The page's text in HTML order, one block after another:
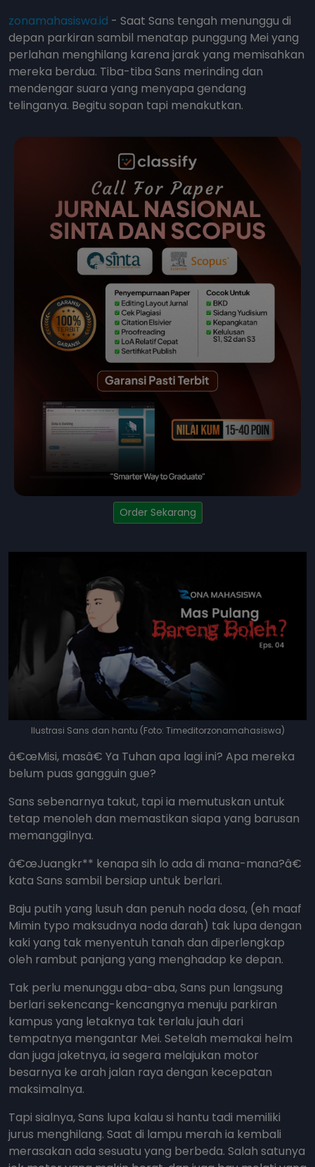
zonamahasiswa.id - Saat Sans tengah menunggu di
depan parkiran sambil menatap punggung Mei yang
perlahan menghilang karena jarak yang memisahkan
mereka berdua. Tiba-tiba Sans merinding dan
mendengar suara yang menyapa gendang
telinganya. Begitu sopan tapi menakutkan.
Order Sekarang
Ilustrasi Sans dan hantu (Foto: Timeditorzonamahasiswa)
â€œMisi, masâ€ Ya Tuhan apa lagi ini? Apa mereka
belum puas gangguin gue?
Sans sebenarnya takut, tapi ia memutuskan untuk
tetap menoleh dan memastikan siapa yang barusan
memanggilnya.
â€œJuangkr** kenapa sih lo ada di mana-mana?â€
kata Sans sambil bersiap untuk berlari.
Baju putih yang lusuh dan penuh noda dosa, (eh maaf
Mimin typo maksudnya noda darah) tak lupa dengan
kaki yang tak menyentuh tanah dan diperlengkap
oleh rambut panjang yang menghadap ke depan.
Tak perlu menunggu aba-aba, Sans pun langsung
berlari sekencang-kencangnya menuju parkiran
kampus yang letaknya tak terlalu jauh dari
tempatnya mengantar Mei. Setelah memakai helm
dan juga jaketnya, ia segera melajukan motor
besarnya ke arah jalan raya dengan kecepatan
maksimalnya.
Tapi sialnya, Sans lupa kalau si hantu tadi memiliki
jurus menghilang. Saat di lampu merah ia kembali
merasakan ada sesuatu yang berbeda. Salah satunya